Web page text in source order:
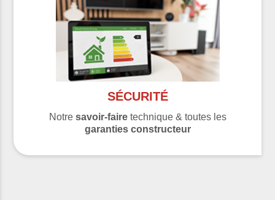
SÉCURITÉ
Notre savoir-fairetechnique & toutes les
garanties constructeur